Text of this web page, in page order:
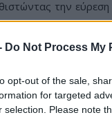
Do Not Process My
opt-out of the sale,
for targeted
selection. Please note
την
παράγοντες, όπως
την
δημιουργία
πλήρως τα
τα μικρά